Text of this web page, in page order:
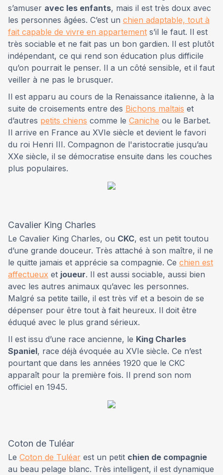
s’amuser avec les enfants, mais il est très doux avec
les personnes âgées. C’est un chien adaptable, tout à
fait capable de vivre en appartement s’il le faut. Il est
très sociable et ne fait pas un bon gardien. Il est plutôt
indépendant, ce qui rend son éducation plus difficile
qu’on pourrait le penser. Il a un côté sensible, et il faut
veiller à ne pas le brusquer.
Il est apparu au cours de la Renaissance italienne, à la
suite de croisements entre des Bichons maltais et
d’autres petits chiens comme le Caniche ou le Barbet.
Il arrive en France au XVIe siècle et devient le favori
du roi Henri III. Compagnon de l'aristocratie jusqu’au
XXe siècle, il se démocratise ensuite dans les couches
plus populaires.
Cavalier King Charles
Le Cavalier King Charles, ou CKC, est un petit toutou
d’une grande douceur. Très attaché à son maître, il ne
le quitte jamais et apprécie sa compagnie. Ce chien est
affectueux et joueur. Il est aussi sociable, aussi bien
avec les autres animaux qu’avec les personnes.
Malgré sa petite taille, il est très vif et a besoin de se
dépenser pour être tout à fait heureux. Il doit être
éduqué avec le plus grand sérieux.
Il est issu d’une race ancienne, le King Charles
Spaniel, race déjà évoquée au XVIe siècle. Ce n’est
pourtant que dans les années 1920 que le CKC
apparaît pour la première fois. Il prend son nom
officiel en 1945.
Coton de Tuléar
Le Coton de Tuléar est un petit chien de compagnie
au beau pelage blanc. Très intelligent, il est dynamique